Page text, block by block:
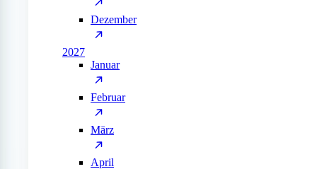
Dezember
2027
Januar
Februar
März
April